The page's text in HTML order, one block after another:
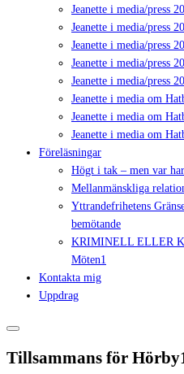
Jeanette i media/press
Jeanette i media/press
Jeanette i media/press
Jeanette i media/press
Jeanette i media/press
Jeanette i media om
Jeanette i media om
Jeanette i media om
Föreläsningar
Högt i tak – men var
Mellanmänskliga
Yttrandefrihetens
bemötande
KRIMINELL ELLER
Möten1
Kontakta mig
Uppdrag
Tillsammans för